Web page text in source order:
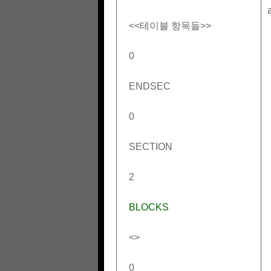
<<테이블 항목들>>
0
ENDSEC
0
SECTION
2
BLOCKS
<>
0